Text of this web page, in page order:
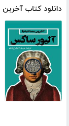
دانلود کتاب